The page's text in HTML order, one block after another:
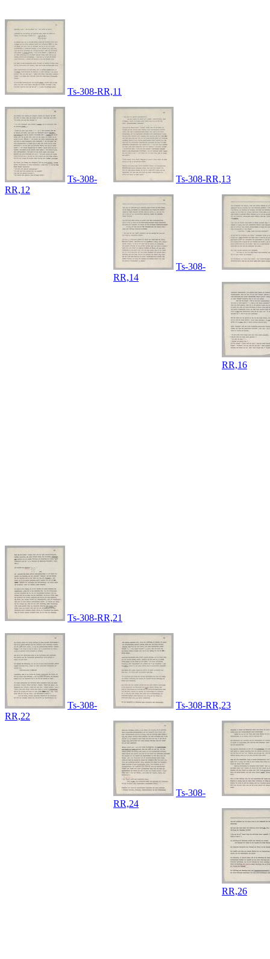
Ts-308-RR,11
Ts-308-
RR,12
Ts-308-RR,13
Ts-308-
RR,14
RR,16
Ts-308-RR,21
Ts-308-
RR,22
Ts-308-RR,23
Ts-308-
RR,24
RR,26